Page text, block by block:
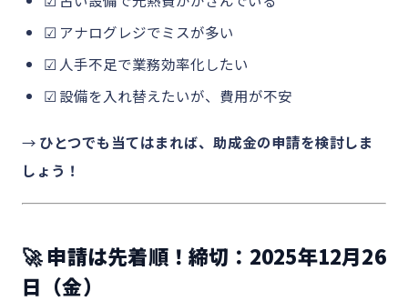
☑ アナログレジでミスが多い
☑ 人手不足で業務効率化したい
☑ 設備を入れ替えたいが、費用が不安
→ ひとつでも当てはまれば、助成金の申請を検討しま
しょう！
🚀 申請は先着順！締切：2025年12月26
日（金）